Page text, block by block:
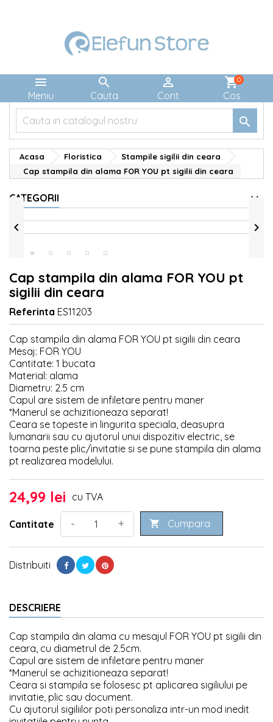

Meniu

Cauta

Cont
shopping_cart
Cos
0

Acasa Floristica
Stampile sigilii din ceara
Cap stampila din alama FOR YOU pt sigilii din ceara
CATEGORII
 
Cap stampila din alama FOR YOU pt
sigilii din ceara
Referinta ES11203
Cap stampila din alama FOR YOU pt sigilii din ceara
Mesaj: FOR YOU
Cantitate: 1 bucata
Material: alama
Diametru: 2.5 cm
Capul are sistem de infiletare pentru maner
*Manerul se achizitioneaza separat!
Ceara se topeste in lingurita speciala, deasupra
lumanarii sau cu ajutorul unui dispozitiv electric, se
toarna peste plic/invitatie si se pune stampila din alama
pt realizarea modelului.
24,99 lei cu TVA
Cantitate - +  Cumpara
Distribuiti
DESCRIERE
Cap stampila din alama cu mesajul FOR YOU pt sigilii din
ceara, cu diametrul de 2.5cm.
Capul are sistem de infiletare pentru maner
*Manerul se achizitioneaza separat!
Ceara si stampila se folosesc pt aplicarea sigiliului pe
invitatie, plic sau document.
Cu ajutorul sigiliilor poti personaliza intr-un mod inedit